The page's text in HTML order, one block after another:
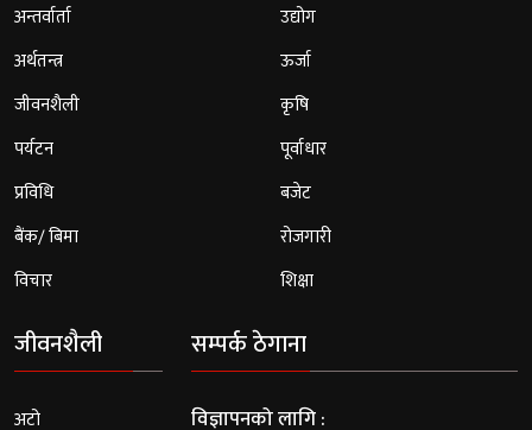
अन्तर्वार्ता
अर्थतन्त्र
जीवनशैली
पर्यटन
प्रविधि
बैंक/ बिमा
विचार
उद्योग
ऊर्जा
कृषि
पूर्वाधार
बजेट
रोजगारी
शिक्षा
जीवनशैली
अटो
सम्पर्क ठेगाना
विज्ञापनको लागि :